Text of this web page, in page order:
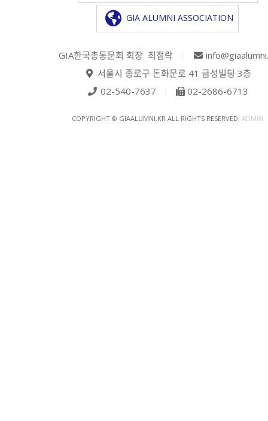
GIA ALUMNI ASSOCIATION
GIA한국총동문회 회장 최점락
서울시 종로구 돈화문로 41 금성빌딩 3층
02-540-7637
02-2686-6713
COPYRIGHT © GIAALUMNI.KR ALL RIGHTS RESERVED. ADMIN